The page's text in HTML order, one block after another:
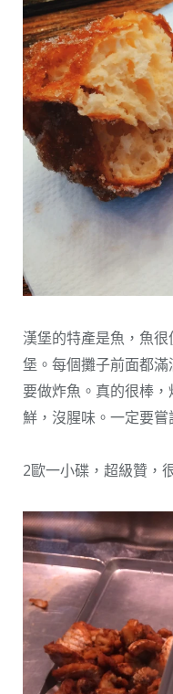
漢堡的特產是魚，魚
堡。每個攤子前面都
要做炸魚。真的很棒
鮮，沒腥味。一定要嘗
2歐一小碟，超級贊，